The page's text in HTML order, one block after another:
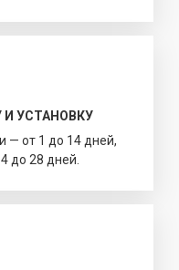
УСТАНОВКУ
— от 1 до 14 дней,
до 28 дней.